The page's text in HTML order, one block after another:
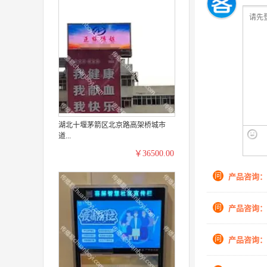
湖北十堰茅箭区北京路高架桥城市
道...
￥36500.00
问 产品咨询：
问 产品咨询：
问 产品咨询：